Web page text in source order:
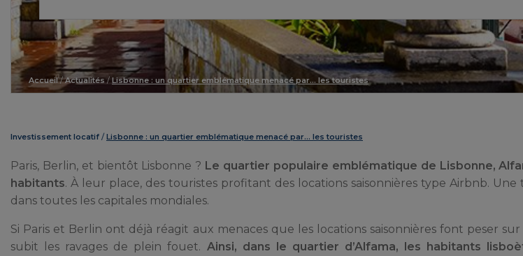
Accueil/Actualités/ Lisbonne : un quartier emblématique menacé par… les touristes
Investissement locatif Lisbonne : un quartier emblématique menacé par… les touristes
Paris, Berlin, et bientôt Lisbonne ? Le quartier populaire emblématique de Lisbonne,
habitants. À leur place, des touristes profitant des locations saisonnières type Airbnb. Une
dans toutes les capitales mondiales.
Si Paris et Berlin ont déjà réagit aux menaces que les locations saisonnières font peser sur
subit les ravages de plein fouet. Ainsi, dans le quartier d’Alfama, les habitants